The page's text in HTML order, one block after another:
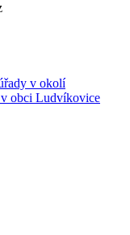
v okolí
obci Ludvíkovice